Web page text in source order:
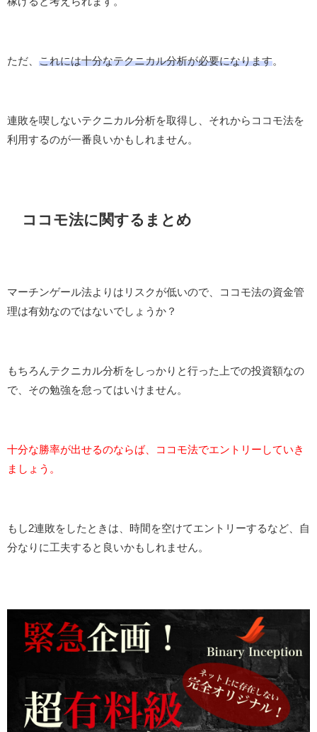
ただ、 これには十分なテクニカル分析が必要になります
連敗を喫しないテクニカル分析を取得し、それからココモ法を
利用するのが一番良いかもしれません。
ココモ法に関するまとめ
マーチンゲール法よりはリスクが低いので、ココモ法の資金管
理は有効なのではないでしょうか？
もちろんテクニカル分析をしっかりと行った上での投資額なの
で、その勉強を怠ってはいけません。
十分な勝率が出せるのならば、ココモ法でエントリーしていき
ましょう。
もし2連敗をしたときは、時間を空けてエントリーするなど、自
分なりに工夫すると良いかもしれません。